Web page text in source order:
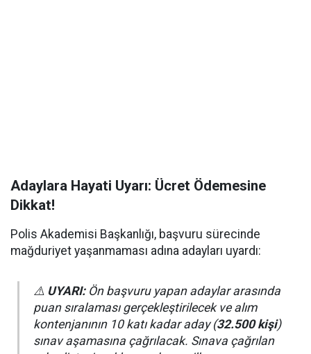
Adaylara Hayati Uyarı: Ücret Ödemesine
Dikkat!
Polis Akademisi Başkanlığı, başvuru sürecinde
mağduriyet yaşanmaması adına adayları uyardı:
⚠️ UYARI:Ön başvuru yapan adaylar arasında
puan sıralaması gerçekleştirilecek ve alım
kontenjanının 10 katı kadar aday (32.500 kişi)
sınav aşamasına çağrılacak. Sınava çağrılan